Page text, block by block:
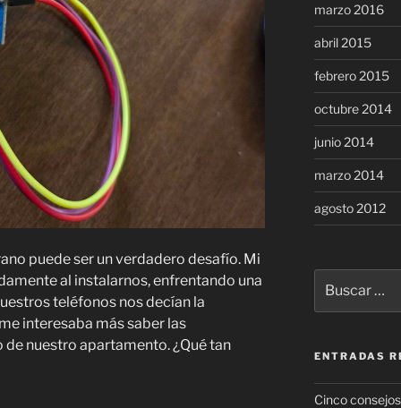
puede ser un verdadero desafío. Mi
al instalarnos, enfrentando una
teléfonos nos decían la
interesaba más saber las
nuestro apartamento. ¿Qué tan
marzo 2016
abril 2015
febrero 2015
octubre 2014
junio 2014
marzo 2014
agosto 2012
por:
ENTRADAS
Cinco